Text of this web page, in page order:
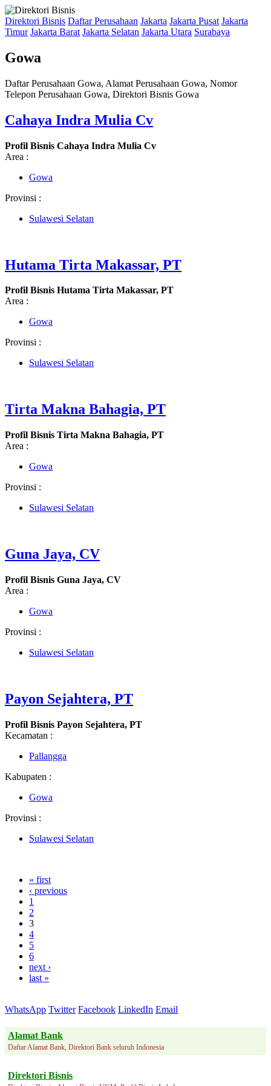
Direktori Bisnis Daftar Perusahaan Jakarta Jakarta Pusat Jakarta
Timur Jakarta Barat Jakarta Selatan Jakarta Utara Surabaya
Gowa
Daftar Perusahaan Gowa, Alamat Perusahaan Gowa, Nomor
Telepon Perusahaan Gowa, Direktori Bisnis Gowa
Cahaya Indra Mulia Cv
Profil Bisnis Cahaya Indra Mulia Cv
Area :
Gowa
Provinsi :
Sulawesi Selatan
Hutama Tirta Makassar, PT
Profil Bisnis Hutama Tirta Makassar, PT
Area :
Gowa
Provinsi :
Sulawesi Selatan
Tirta Makna Bahagia, PT
Profil Bisnis Tirta Makna Bahagia, PT
Area :
Gowa
Provinsi :
Sulawesi Selatan
Guna Jaya, CV
Profil Bisnis Guna Jaya, CV
Area :
Gowa
Provinsi :
Sulawesi Selatan
Payon Sejahtera, PT
Profil Bisnis Payon Sejahtera, PT
Kecamatan :
Pallangga
Kabupaten :
Gowa
Provinsi :
Sulawesi Selatan
« first
‹ previous
1
2
3
4
5
6
next ›
last »
WhatsApp Twitter Facebook LinkedIn Email
Alamat Bank
Daftar Alamat Bank, Direktori Bank seluruh Indonesia
Direktori Bisnis